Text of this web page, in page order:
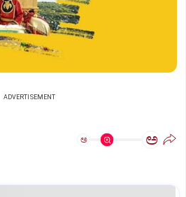
ADVERTISEMENT
ಅ ಅ